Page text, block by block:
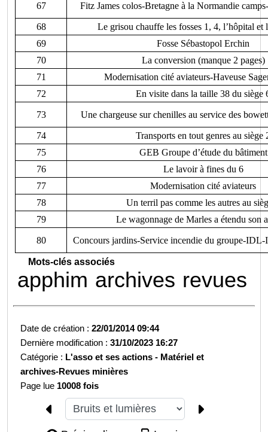
67 Fitz James colos-Bretagne à la Normandie
68
Le grisou chauffe les fosses 1, 4, l’hôpital et
69
Fosse Sébastopol Erchin
70
La conversion (manque 2 pages)
71
Modernisation cité aviateurs-Haveuse
72
En visite dans la taille 38 du siège
73 Une chargeuse sur chenilles au service des
74
Transports en tout genres au siège
75
GEB Groupe d’étude du bâtiment
76
Le lavoir à fines du 6
77
Modernisation cité aviateurs
78
Un terril pas comme les autres au
79
Le wagonnage de Marles a étendu son
80 Concours jardins-Service incendie du groupe-IDL-
Mots-clés associés
apphim archives revues
Date de création :22/01/2014 09:44
Dernière modification :31/10/2023 16:27
Catégorie : L'asso et ses actions - Matériel et
archives-Revues minières
Page lue 10008 fois